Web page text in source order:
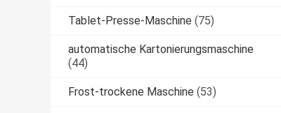
Tablet-Presse-Maschine (75)
automatische Kartonierungsmaschine
(44)
Frost-trockene Maschine (53)